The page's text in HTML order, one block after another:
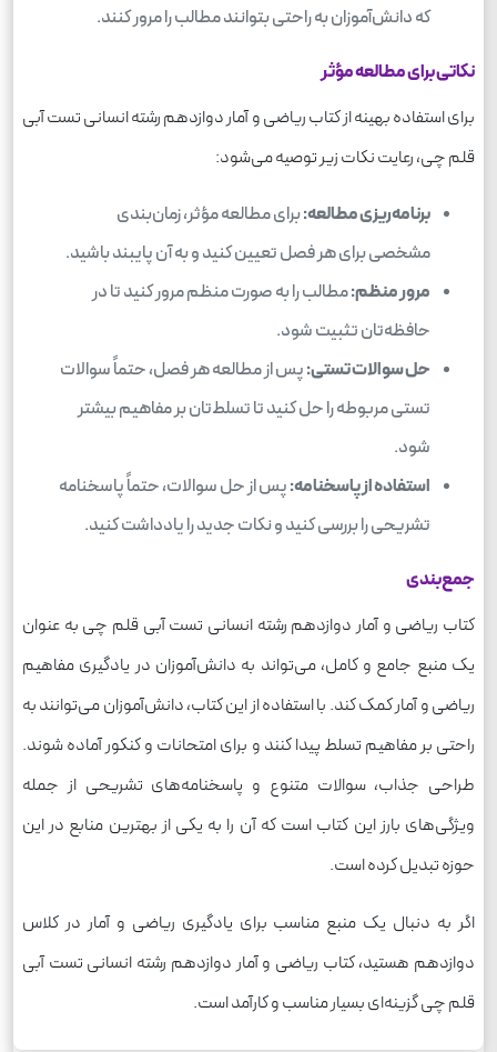
که دانش‌آموزان به راحتی بتوانند مطالب را مرور کنند.
نکاتی برای مطالعه مؤثر
برای استفاده بهینه از کتاب ریاضی و آمار دوازدهم رشته انسانی تست آبی
قلم چی، رعایت نکات زیر توصیه می‌شود:
برنامه‌ریزی مطالعه:برای مطالعه مؤثر، زمان‌بندی
مشخصی برای هر فصل تعیین کنید و به آن پایبند باشید.
مرور منظم:مطالب را به صورت منظم مرور کنید تا در
حافظه‌تان تثبیت شود.
حل سوالات تستی:پس از مطالعه هر فصل، حتماً سوالات
تستی مربوطه را حل کنید تا تسلط‌تان بر مفاهیم بیشتر
شود.
استفاده از پاسخنامه:پس از حل سوالات، حتماً پاسخنامه
تشریحی را بررسی کنید و نکات جدید را یادداشت کنید.
جمع‌بندی
کتاب ریاضی و آمار دوازدهم رشته انسانی تست آبی قلم چی به عنوان
یک منبع جامع و کامل، می‌تواند به دانش‌آموزان در یادگیری مفاهیم
ریاضی و آمار کمک کند. با استفاده از این کتاب، دانش‌آموزان می‌توانند به
راحتی بر مفاهیم تسلط پیدا کنند و برای امتحانات و کنکور آماده شوند.
طراحی جذاب، سوالات متنوع و پاسخنامه‌های تشریحی از جمله
ویژگی‌های بارز این کتاب است که آن را به یکی از بهترین منابع در این
حوزه تبدیل کرده است.
اگر به دنبال یک منبع مناسب برای یادگیری ریاضی و آمار در کلاس
دوازدهم هستید، کتاب ریاضی و آمار دوازدهم رشته انسانی تست آبی
قلم چی گزینه‌ای بسیار مناسب و کارآمد است.